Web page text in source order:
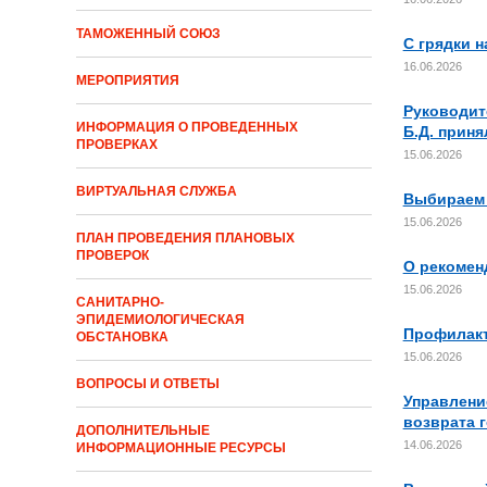
ТАМОЖЕННЫЙ СОЮЗ
МЕРОПРИЯТИЯ
ИНФОРМАЦИЯ О ПРОВЕДЕННЫХ
ПРОВЕРКАХ
ВИРТУАЛЬНАЯ СЛУЖБА
ПЛАН ПРОВЕДЕНИЯ ПЛАНОВЫХ
ПРОВЕРОК
САНИТАРНО-
ЭПИДЕМИОЛОГИЧЕСКАЯ
ОБСТАНОВКА
ВОПРОСЫ И ОТВЕТЫ
ДОПОЛНИТЕЛЬНЫЕ
ИНФОРМАЦИОННЫЕ РЕСУРСЫ
С грядки
16.06.2026
Б.Д.
15.06.2026
15.06.2026
О
15.06.2026
15.06.2026
возврата
14.06.2026